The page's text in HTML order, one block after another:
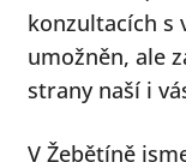
konzultacích s
umožněn, ale
strany naší i
V Žebětíně